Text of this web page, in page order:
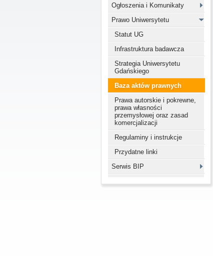
Ogłoszenia i Komunikaty
Prawo Uniwersytetu
Statut UG
Infrastruktura badawcza
Strategia Uniwersytetu
Gdańskiego
Baza aktów prawnych
Prawa autorskie i pokrewne,
prawa własności
przemysłowej oraz zasad
komercjalizacji
Regulaminy i instrukcje
Przydatne linki
Serwis BIP